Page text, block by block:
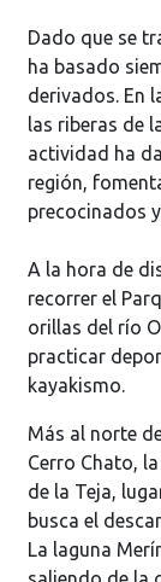
Dado que se
ha basado
derivados. En
las riberas de
actividad ha
región,
precocinados
A la hora de
recorrer el
orillas del río
practicar
kayakismo.
Más al norte
Cerro Chato,
de la Teja,
busca el
La laguna